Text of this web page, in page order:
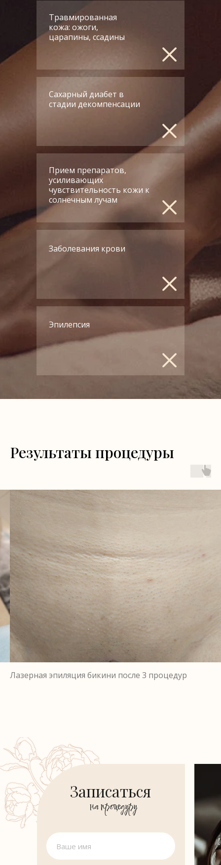
Оставить заявку
Травмированная
кожа: ожоги,
царапины, ссадины
Прием препаратов,
усиливающих
чувствительность кожи к
солнечным лучам
Эпилепсия
Заболевания крови
Сахарный диабет в
стадии декомпенсации
Результаты процедуры
Лазерная эпиляция бикини после 3 процедур
Записаться
на процедуру